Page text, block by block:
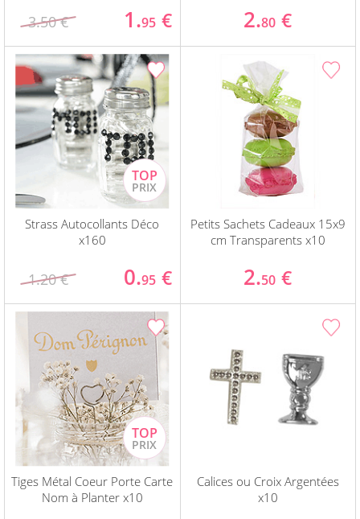
3.50 € 1.95 € 2.80 €
Strass Autocollants Déco
x160
1.20 € 0.95 €
Petits Sachets Cadeaux 15x9
cm Transparents x10
2.50 €
Tiges Métal Coeur Porte Carte
Nom à Planter x10
Calices ou Croix Argentées
x10